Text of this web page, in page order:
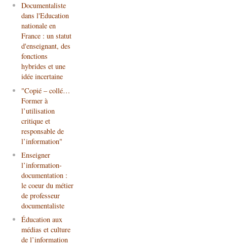
Documentaliste
dans l'Education
nationale en
France : un statut
d'enseignant, des
fonctions
hybrides et une
idée incertaine
"Copié – collé…
Former à
l’utilisation
critique et
responsable de
l’information"
Enseigner
l’information-
documentation :
le coeur du métier
de professeur
documentaliste
Éducation aux
médias et culture
de l’information